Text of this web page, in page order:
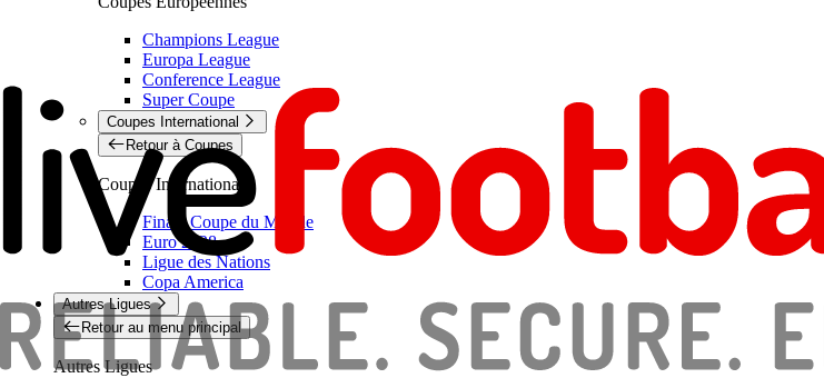
Champions League
Europa League
Conference League
Super Coupe
Coupes International
Retour à Coupes
Coupes International
Finale Coupe du Monde
Euro 2028
Ligue des Nations
Copa America
Autres Ligues
Retour au menu principal
Autres Ligues